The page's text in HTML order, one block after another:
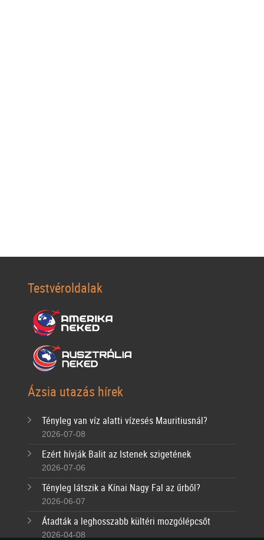
Testvéroldalak
Ázsia utazás hírek
Tényleg van víz alatti vízesés Mauritiusnál?
2026-07-08
Ezért hívják Balit az Istenek szigetének
2026-07-06
Tényleg látszik a Kínai Nagy Fal az űrből?
2026-06-07
Átadták a leghosszabb kültéri mozgólépcsőt
2026-04-08